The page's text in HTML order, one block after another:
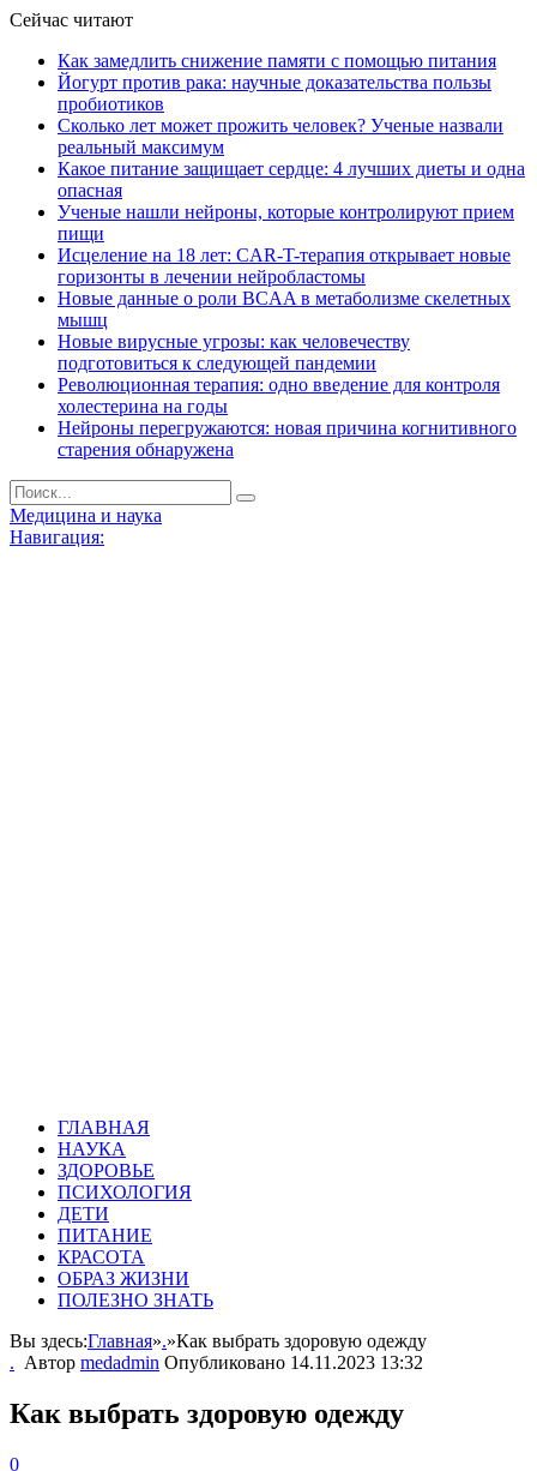
Сейчас читают
Как замедлить снижение памяти с помощью питания
Йогурт против рака: научные доказательства пользы
пробиотиков
Сколько лет может прожить человек? Ученые назвали
реальный максимум
Какое питание защищает сердце: 4 лучших диеты и одна
опасная
Ученые нашли нейроны, которые контролируют прием
пищи
Исцеление на 18 лет: CAR-T-терапия открывает новые
горизонты в лечении нейробластомы
Новые данные о роли BCAA в метаболизме скелетных
мышц
Новые вирусные угрозы: как человечеству
подготовиться к следующей пандемии
Революционная терапия: одно введение для контроля
холестерина на годы
Нейроны перегружаются: новая причина когнитивного
старения обнаружена
Медицина и наука
Навигация:
ГЛАВНАЯ
НАУКА
ЗДОРОВЬЕ
ПСИХОЛОГИЯ
ДЕТИ
ПИТАНИЕ
КРАСОТА
ОБРАЗ ЖИЗНИ
ПОЛЕЗНО ЗНАТЬ
Вы здесь:Главная».»Как выбрать здоровую одежду
. Автор medadmin Опубликовано 14.11.2023 13:32
Как выбрать здоровую одежду
0